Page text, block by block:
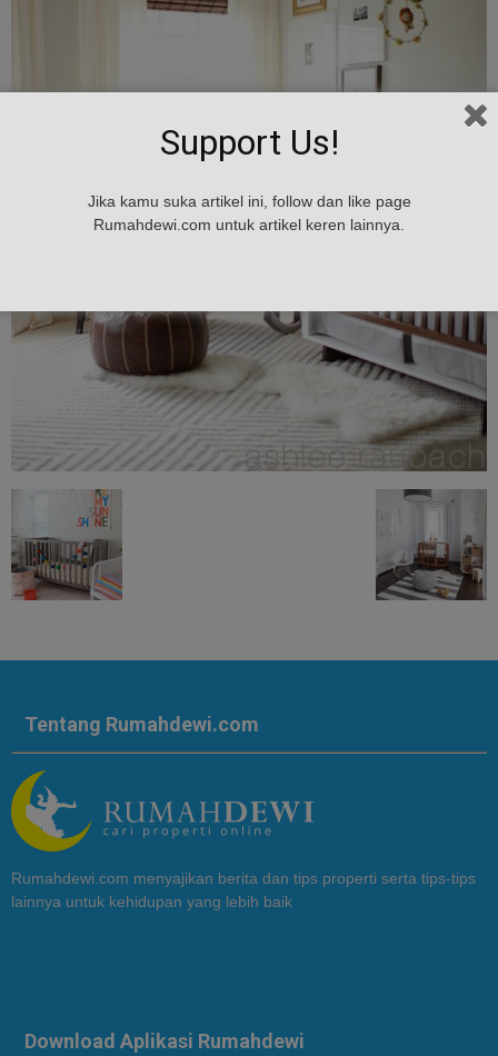
Tentang Rumahdewi.com
Rumahdewi.com menyajikan berita dan tips properti serta tips-tips
lainnya untuk kehidupan yang lebih baik
Download Aplikasi Rumahdewi
Support Us!
Jika kamu suka artikel ini, follow dan like page
Rumahdewi.com untuk artikel keren lainnya.